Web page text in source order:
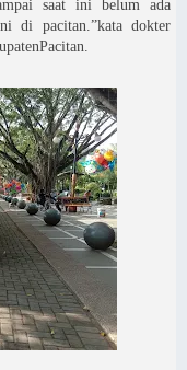
saat ini belum ada
di pacitan.”kata dokter